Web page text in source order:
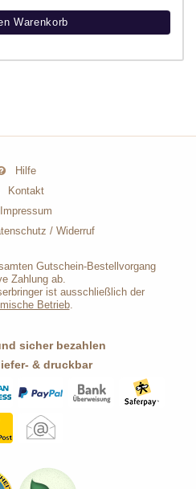
Warenkorb
Hilfe
Kontakt
Impressum
/Widerruf
Gutschein-Bestellvorgang
Zahlung ab.
ist ausschließlich der
Betrieb.
sicher bezahlen
& druckbar